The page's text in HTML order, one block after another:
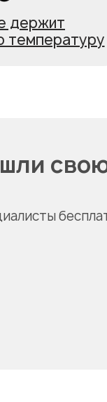
держит
температуру